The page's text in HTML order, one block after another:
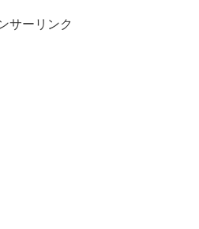
サーリンク